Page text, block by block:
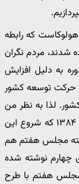
که رابطه
شدند، مردم نگران
به دلیل افزایش
حرکت توسعه کشور
لذا به نظر من
این عوامل دست به دست هم داد، چون از سال ۱۳۸۴ که شروع این
مجلس هفتم هم
چهارم نوشته شده
مجلس هفتم با طرح